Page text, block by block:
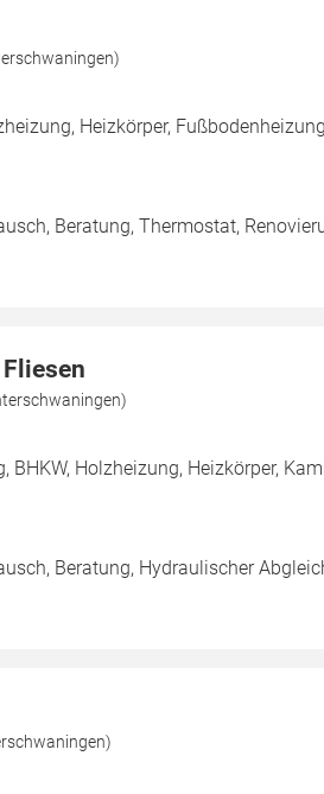
Heizkörper,
Beratung, Thermostat,
Holzheizung, Heizkörper,
Beratung, Hydraulischer